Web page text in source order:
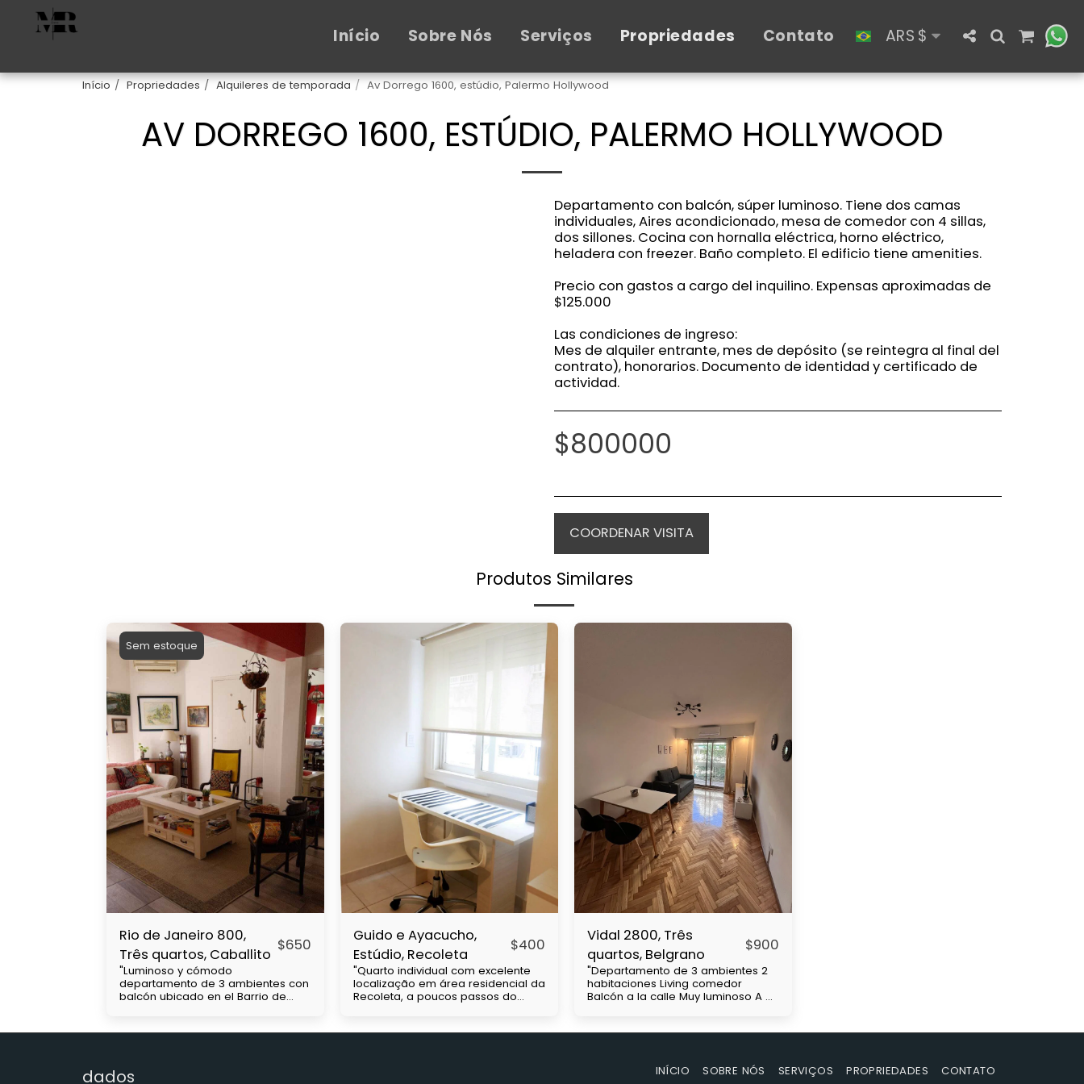
Início Sobre Nós Serviços Propriedades Contato ARS $
Início Propriedades Alquileres de temporada Av Dorrego 1600, estúdio, Palermo Hollywood
AV DORREGO 1600, ESTÚDIO, PALERMO HOLLYWOOD
Departamento con balcón, súper luminoso. Tiene dos camas
individuales, Aires acondicionado, mesa de comedor con 4 sillas,
dos sillones. Cocina con hornalla eléctrica, horno eléctrico,
heladera con freezer. Baño completo. El edificio tiene amenities.
Precio con gastos a cargo del inquilino. Expensas aproximadas de
$125.000
Las condiciones de ingreso:
Mes de alquiler entrante, mes de depósito (se reintegra al final del
contrato), honorarios. Documento de identidad y certificado de
actividad.
$800000
COORDENAR VISITA
Produtos Similares
Sem estoque
Rio de Janeiro 800,
Três quartos, Caballito $650
"Luminoso y cómodo
departamento de 3 ambientes con
balcón ubicado en el Barrio de
Centenario a 1 cuadra y media,
subte y colectivos. A 2 cuadras de
Guido e Ayacucho,
Estúdio, Recoleta
$400
"Quarto individual com excelente
localização em área residencial da
Recoleta, a poucos passos do
Várias linhas de ônibus e próximo
Vidal 2800, Três
quartos, Belgrano
$900
"Departamento de 3 ambientes 2
habitaciones Living comedor
Balcón a la calle Muy luminoso A 4
transporte (subte línea D y
aproximadas de $130.000 Las
dados INÍCIO SOBRE NÓS SERVIÇOS PROPRIEDADES CONTATO